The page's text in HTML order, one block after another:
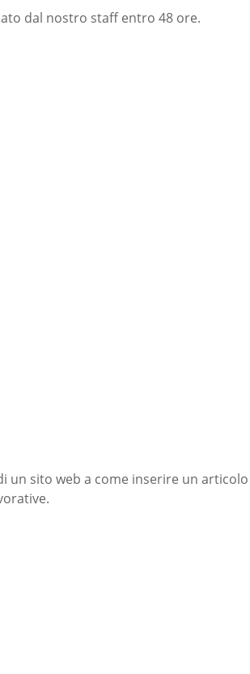
dal nostro staff entro 48 ore.
un sito web a come inserire un articolo